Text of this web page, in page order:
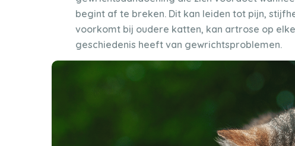
begint af te breken. Dit kan leiden tot pijn,
voorkomt bij oudere katten, kan artrose op
geschiedenis heeft van gewrichtsproblemen.